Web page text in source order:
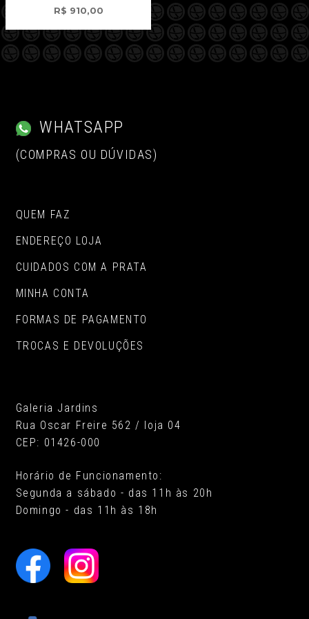
R$ 910,00
WHATSAPP
(COMPRAS OU DÚVIDAS)
QUEM FAZ
ENDEREÇO LOJA
CUIDADOS COM A PRATA
MINHA CONTA
FORMAS DE PAGAMENTO
TROCAS E DEVOLUÇÕES
Galeria Jardins
Rua Oscar Freire 562 / loja 04
CEP: 01426-000
Horário de Funcionamento:
Segunda a sábado - das 11h às 20h
Domingo - das 11h às 18h